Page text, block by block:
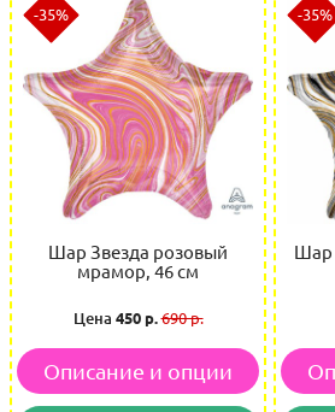
-35%
Шар Звезда розовый
мрамор, 46 см
Цена 450 р.690 р.
Описание и опции
-35%
Шар